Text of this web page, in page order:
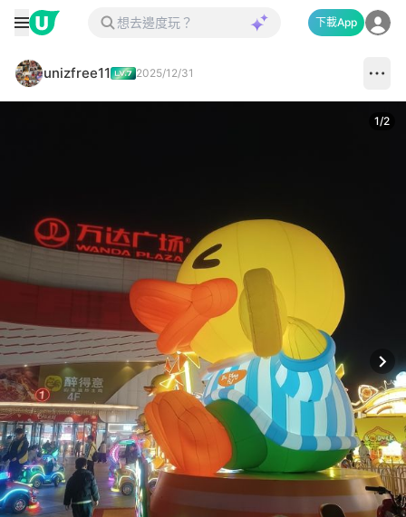
下載App
unizfree11 2025/12/31
1/2